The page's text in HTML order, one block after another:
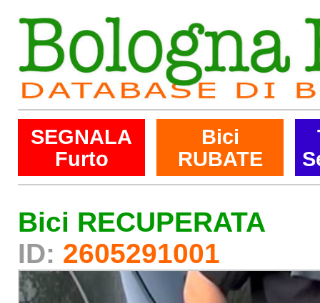
SEGNALA
Furto
Bici
RUBATE
Bici RECUPERATA
ID: 2605291001